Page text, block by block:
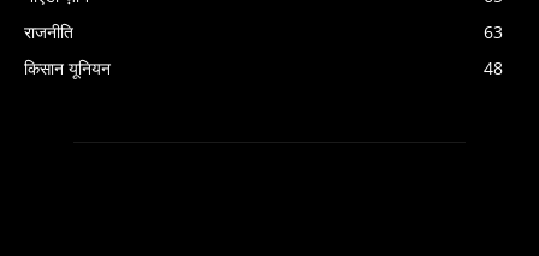
राजनीति
63
किसान यूनियन
48